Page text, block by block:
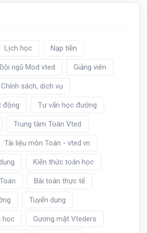
Lịch học Nạp tiền
ngũ Mod vted Giảng viên
Chính sách, dịch vụ
động Tư vấn học đường
Trung tâm Toán Vted
Tài liệu môn Toán - vted.vn
Kiến thức toán học
Bài toán thực tế
Tuyển dụng
học Gương mặt Vteders